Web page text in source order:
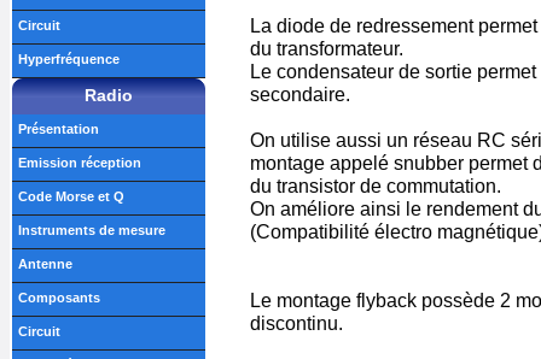
La diode de redressement
du transformateur.
Le condensateur de sortie
secondaire.
On utilise aussi un réseau RC
montage appelé snubber permet
du transistor de commutation.
On améliore ainsi le rendement
(Compatibilité électro
Le montage flyback possède 2
discontinu.
Circuit
Hyperfréquence
Radio
Présentation
Emission réception
Code Morse et Q
Instruments de mesure
Antenne
Composants
Circuit